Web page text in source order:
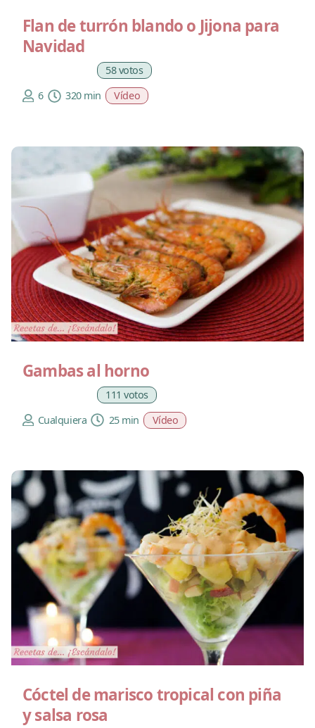
Flan de turrón blando o Jijona para
Navidad
58 votos
6
320 min Vídeo
Gambas al horno
111 votos
Cualquiera
25 min Vídeo
Cóctel de marisco tropical con piña
y salsa rosa